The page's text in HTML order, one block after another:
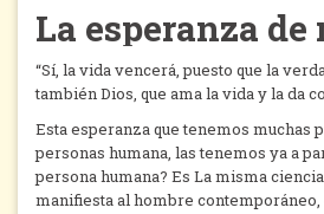
La esperanza
“Sí, la vida vencerá, puesto que la
también Dios, que ama la vida y la da
Esta esperanza que tenemos
personas humana, las tenemos ya a
persona humana? Es La misma
manifiesta al hombre